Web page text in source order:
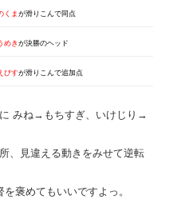
くま が滑りこんで同点
めき が決勝のヘッド
びすが滑りこんで追加点
みね→もちすぎ、いけじり→
、見違える動きをみせて逆転
を褒めてもいいですよっ。